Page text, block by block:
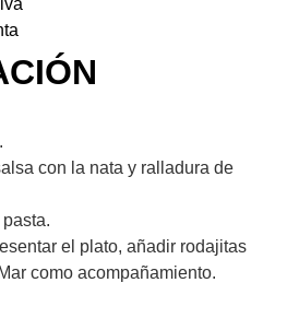
con la nata y ralladura de
el plato, añadir rodajitas
como acompañamiento.